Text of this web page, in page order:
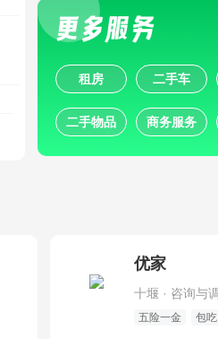
租房 二手车
二手物品 商务服务
优家
十堰 · 咨询与
五险一金 包吃